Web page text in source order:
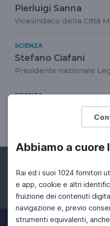
Abbiamo a cuore
Rai ed i suoi 1024 fornitori
e app, cookie e altri
fruizione dei contenuti
navigazione e, previo
strumenti equivalenti,
Pierluigi Sanna
Vicesindaco della Città
SCIENZA
Stefano Ciafani
Presidente nazionale
SCIENZA
Facebook